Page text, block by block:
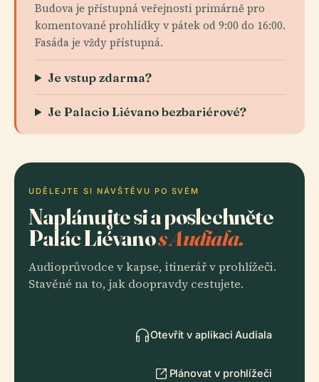
Budova je přístupná veřejnosti primárně pro
komentované prohlídky v pátek od 9:00 do 16:00.
Fasáda je vždy přístupná.
Je vstup zdarma?
Je Palacio Liévano bezbariérové?
UDĚLEJTE SI NÁVŠTĚVU PO SVÉM
Naplánujte si a poslechněte
Palác Liévanos Audiala.
Audioprůvodce v kapse, itinerář v prohlížeči.
Stavěné na to, jak doopravdy cestujete.
Otevřít v aplikaci Audiala
Plánovat v prohlížeči